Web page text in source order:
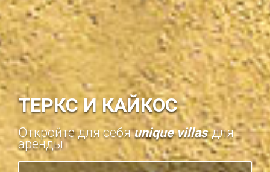
ТЕРКС И КАЙКОС
Откройте для себяunique villasдля
аренды